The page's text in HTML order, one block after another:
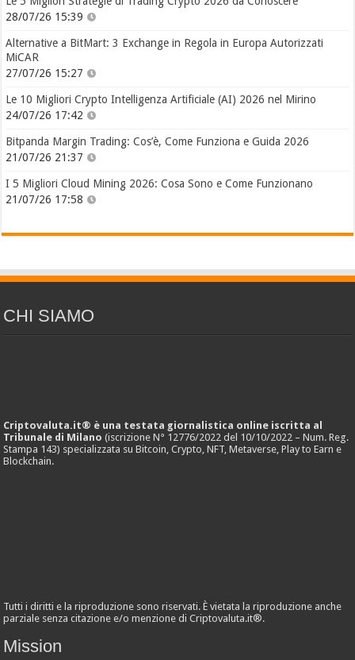
28/07/26 15:39
Alternative a BitMart: 3 Exchange in Regola in Europa Autorizzati
MiCAR
27/07/26 15:27
Le 10 Migliori Crypto Intelligenza Artificiale (AI) 2026 nel Mirino
24/07/26 17:42
Bitpanda Margin Trading: Cos’è, Come Funziona e Guida 2026
21/07/26 21:37
I 5 Migliori Cloud Mining 2026: Cosa Sono e Come Funzionano
21/07/26 17:58
CHI SIAMO
Criptovaluta.it® è una testata giornalistica online iscritta al
Tribunale di Milano (iscrizione N° 12776/2022 del 10/10/2022 – Num. Reg.
Stampa 143) specializzata su Bitcoin, Crypto, NFT, Metaverse, Play to Earn e
Blockchain.
Tutti i diritti e la riproduzione sono riservati. È vietata la riproduzione anche
parziale senza citazione e/o menzione di Criptovaluta.it®.
Mission